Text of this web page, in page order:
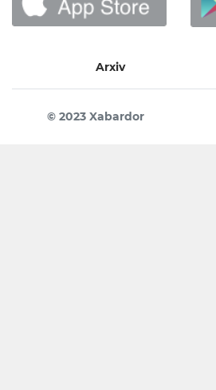
Arxiv
© 2023 Xabardor